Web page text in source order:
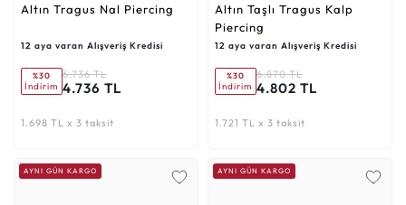
Altın Tragus Nal Piercing
12 aya varan Alışveriş Kredisi
%30
İndirim
6.736 TL
4.736 TL
1.698 TL x 3 taksit
Altın Taşlı Tragus Kalp
Piercing
12 aya varan Alışveriş Kredisi
%30
İndirim
6.870 TL
4.802 TL
1.721 TL x 3 taksit
AYNI GÜN KARGO AYNI GÜN KARGO